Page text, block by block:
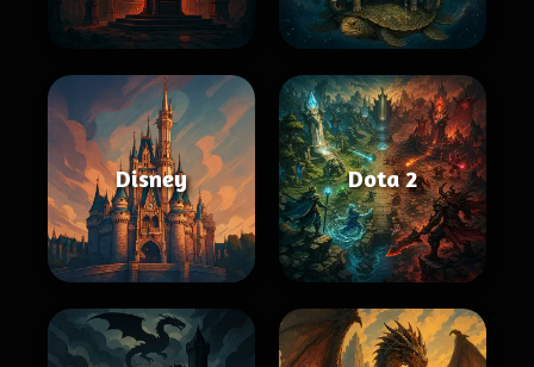
Disney Dota 2